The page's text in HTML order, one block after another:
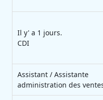
Il y' a 1 jours.
CDI
Assistant / Assistante
administration des